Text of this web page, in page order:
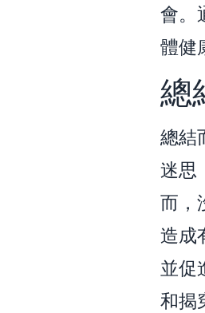
會。
體健
總
總結
迷思
而，
造成
並促
和揭